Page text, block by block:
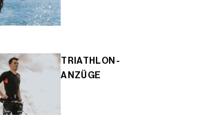
TRIATHLON-
ANZÜGE